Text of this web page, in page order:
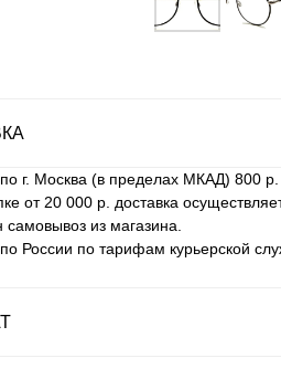
г. Москва (в пределах МКАД) 800 р.
от 20 000 р. доставка
из магазина.
России по тарифам курьерской